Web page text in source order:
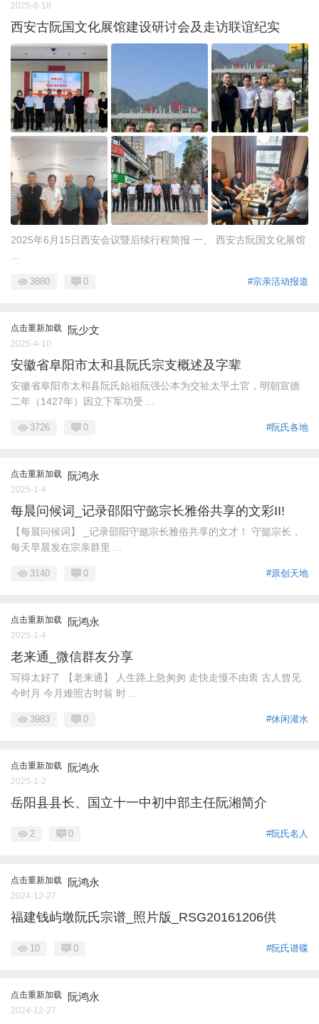
2025-6-18
西安古阮国文化展馆建设研讨会及走访联谊纪实
2025年6月15日西安会议暨后续行程简报 一、 西安古阮国文化展馆
#宗亲活动报道
3880 0
点击重新加载 阮少文
2025-4-10
安徽省阜阳市太和县阮氏宗支概述及字辈
安徽省阜阳市太和县阮氏始祖阮强公本为交祉太平土官，明朝宣德
二年（1427年）因立下军功受 ...
#阮氏各地
3726 0
点击重新加载 阮鸿永
2025-1-4
每晨问候词_记录邵阳守懿宗长雅俗共享的文彩II!
【每晨问候词】 _记录邵阳守懿宗长雅俗共享的文才！ 守懿宗长，
每天早晨发在宗亲群里 ...
#原创天地
3140 0
点击重新加载 阮鸿永
2025-1-4
老来通_微信群友分享
写得太好了 【老来通】 人生路上急匆匆 走快走慢不由衷 古人曾见
今时月 今月难照古时翁 时 ...
#休闲灌水
3983 0
点击重新加载 阮鸿永
2025-1-2
岳阳县县长、国立十一中初中部主任阮湘简介
#阮氏名人
2 0
点击重新加载 阮鸿永
2024-12-27
福建钱屿墩阮氏宗谱_照片版_RSG20161206供
#阮氏谱碟
10 0
点击重新加载 阮鸿永
2024-12-27